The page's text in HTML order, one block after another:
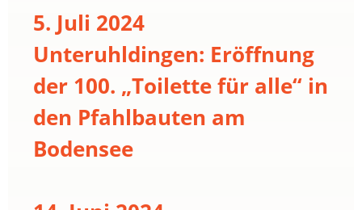
5. Juli 2024
Unteruhldingen: Eröffnung
der 100. „Toilette für alle“ in
den Pfahlbauten am
Bodensee